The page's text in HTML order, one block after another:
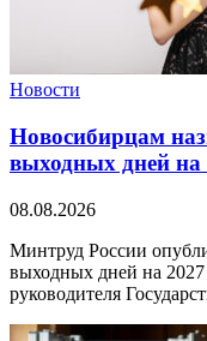
Новости
Новосибирцам
выходных дней на
08.08.2026
Минтруд России
выходных дней на 2027
руководителя